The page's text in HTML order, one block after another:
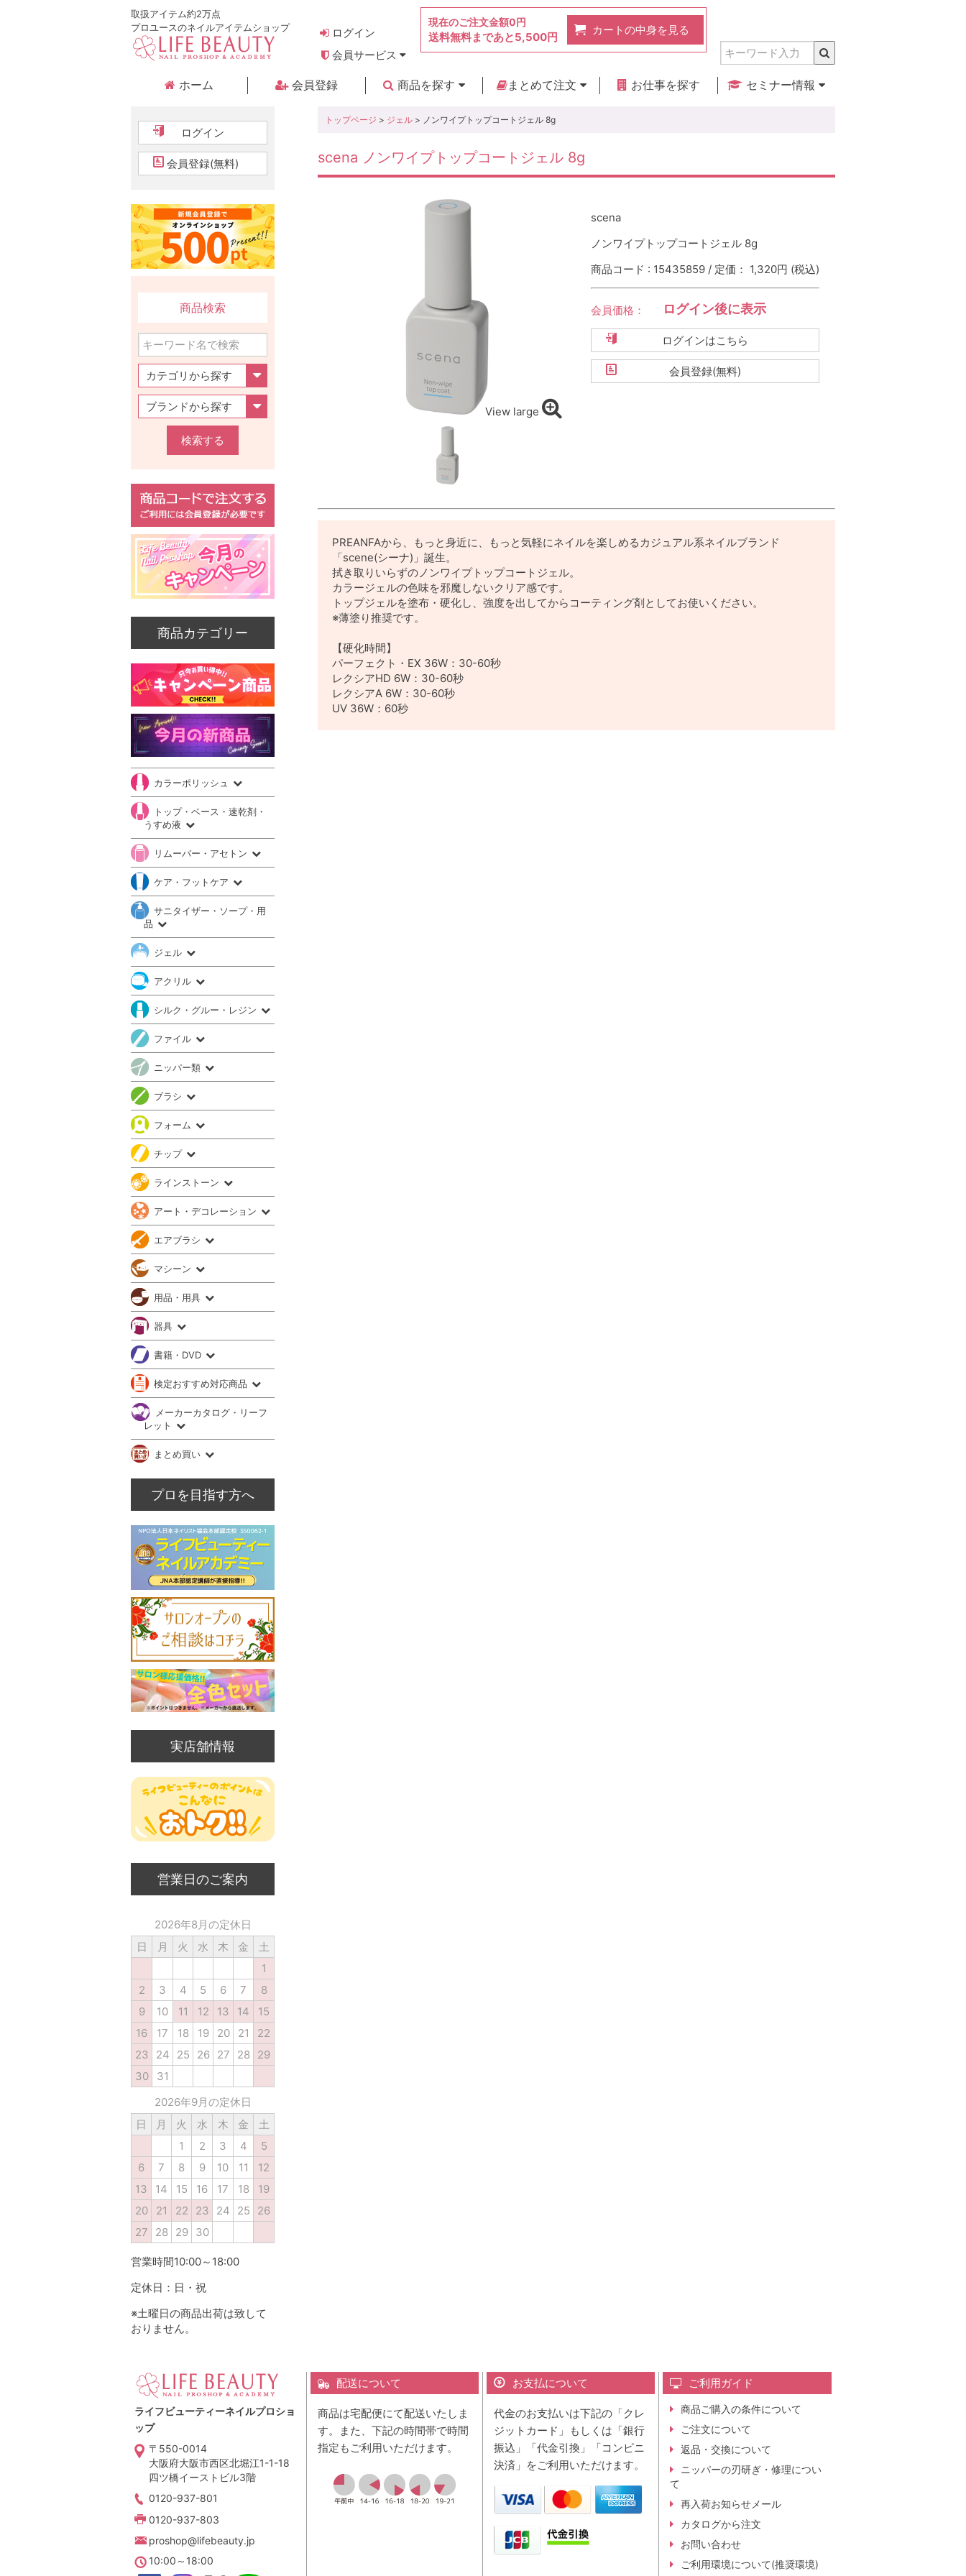
取扱アイテム約2万点
プロユースのネイルアイテムショップ
ログイン
会員サービス
現在のご注文金額0円
送料無料まであと5,500円
カートの中身を見る
ホーム 会員登録
商品を探す
まとめて注文
お仕事を探す
セミナー情報
トップページ > ジェル > ノンワイプトップコートジェル 8g
scena ノンワイプトップコートジェル 8g
View large
scena
ノンワイプトップコートジェル 8g
商品コード : 15435859 / 定価： 1,320円 (税込)
会員価格： ログイン後に表示
ログインはこちら
会員登録(無料)
PREANFAから、もっと身近に、もっと気軽にネイルを楽しめるカジュアル系ネイルブランド
「scene(シーナ)」誕生。
拭き取りいらずのノンワイプトップコートジェル。
カラージェルの色味を邪魔しないクリア感です。
トップジェルを塗布・硬化し、強度を出してからコーティング剤としてお使いください。
※薄塗り推奨です。
【硬化時間】
パーフェクト・EX 36W：30-60秒
レクシアHD 6W：30-60秒
レクシアA 6W：30-60秒
UV 36W：60秒
ログイン
会員登録(無料)
商品検索
検索する
商品カテゴリー
カラーポリッシュ
トップ・ベース・速乾剤・
うすめ液
リムーバー・アセトン
ケア・フットケア
サニタイザー・ソープ・用
品
ジェル
アクリル
シルク・グルー・レジン
ファイル
ニッパー類
ブラシ
フォーム
チップ
ラインストーン
アート・デコレーション
エアブラシ
マシーン
用品・用具
器具
書籍・DVD
検定おすすめ対応商品
メーカーカタログ・リーフ
レット
まとめ買い
プロを目指す方へ
実店舗情報
営業日のご案内
2026年8月の定休日
日
月 火 水 木 金
土
1
2
3 4 5 6 7
8
9
10 11 12 13 14
15
16
17 18 19 20 21
22
23
24 25 26 27 28
29
30
31
2026年9月の定休日
日
月 火 水 木 金
土
1
2 3 4
5
6
7 8 9 10 11
12
13
14 15 16 17 18
19
20
21 22 23 24 25
26
27
28 29 30
営業時間10:00～18:00
定休日：日・祝
※土曜日の商品出荷は致して
おりません。
ライフビューティーネイルプロショ
ップ
〒550-0014
大阪府大阪市西区北堀江1-1-18
四ツ橋イーストビル3階
0120-937-801
0120-937-803
proshop@lifebeauty.jp
10:00～18:00
配送について
商品は宅配便にて配送いたしま
す。また、下記の時間帯で時間
指定もご利用いただけます。
お支払について
代金のお支払いは下記の「クレ
ジットカード」もしくは「銀行
振込」「代金引換」「コンビニ
決済」をご利用いただけます。
ご利用ガイド
商品ご購入の条件について
ご注文について
返品・交換について
ニッパーの刃研ぎ・修理につい
て
再入荷お知らせメール
カタログから注文
お問い合わせ
ご利用環境について(推奨環境)